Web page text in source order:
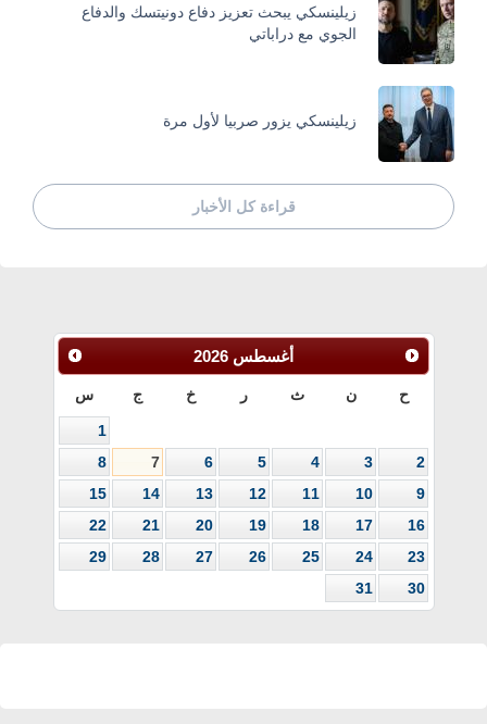
زيلينسكي يبحث تعزيز دفاع دونيتسك والدفاع
الجوي مع دراباتي
زيلينسكي يزور صربيا لأول مرة
قراءة كل الأخبار
أغسطس 2026
ح ن ث ر خ ج س
1
2
3
4
5
6
7
8
9
10
11
12
13
14
15
16
17
18
19
20
21
22
23
24
25
26
27
28
29
30
31